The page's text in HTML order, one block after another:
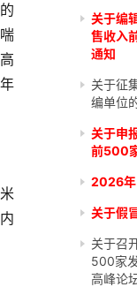
关于编
售收入
通知
关于征
编单位
关于申
前500
2026年
关于假
关于召
500家
高峰论